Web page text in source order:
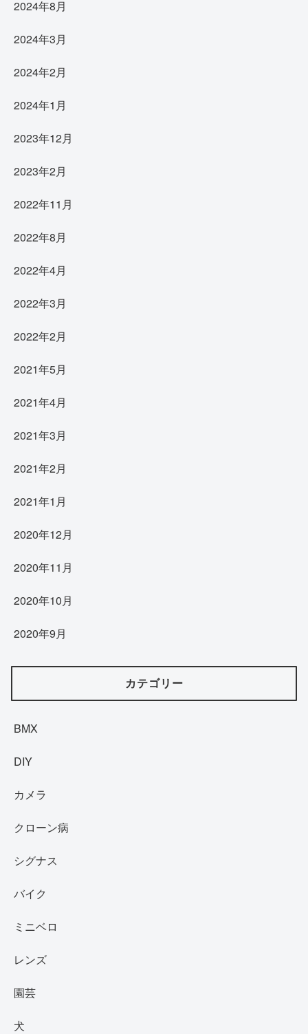
2024年8月
2024年3月
2024年2月
2024年1月
2023年12月
2023年2月
2022年11月
2022年8月
2022年4月
2022年3月
2022年2月
2021年5月
2021年4月
2021年3月
2021年2月
2021年1月
2020年12月
2020年11月
2020年10月
2020年9月
カテゴリー
BMX
DIY
カメラ
クローン病
シグナス
バイク
ミニベロ
レンズ
園芸
犬